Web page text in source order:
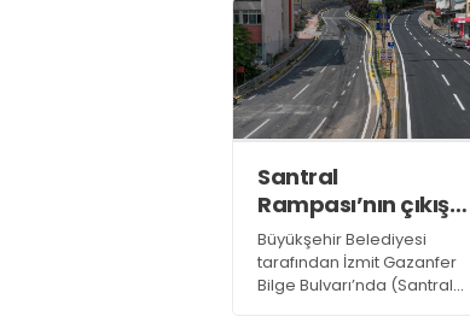
noktada gerçekleştirdikleri
asfalt serim çalışmaları ile
yollardaki konforu artırıyor
Santral
Rampası’nın çıkış
yönü trafiğe açık
Büyükşehir Belediyesi
tarafından İzmit Gazanfer
Bilge Bulvarı’nda (Santral